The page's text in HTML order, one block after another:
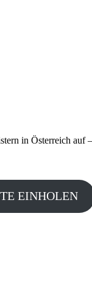
in Österreich auf –
EINHOLEN